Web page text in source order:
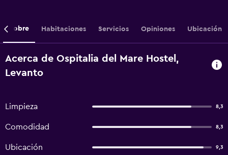
Sobre Habitaciones Servicios Opiniones Ubicación
Acerca de Ospitalia del Mare Hostel,
Levanto
Limpieza 8,3
Comodidad 8,3
Ubicación 9,3